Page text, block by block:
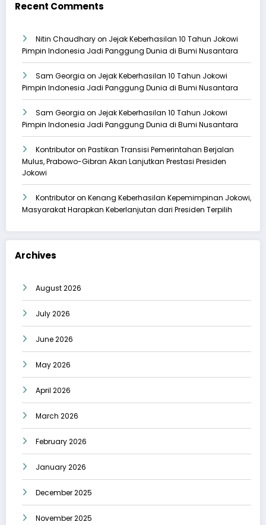
Recent Comments
Nitin Chaudharyon Jejak Keberhasilan 10 Tahun Jokowi
Pimpin Indonesia Jadi Panggung Dunia di Bumi Nusantara
Sam Georgia on Jejak Keberhasilan 10 Tahun Jokowi
Pimpin Indonesia Jadi Panggung Dunia di Bumi Nusantara
Sam Georgia on Jejak Keberhasilan 10 Tahun Jokowi
Pimpin Indonesia Jadi Panggung Dunia di Bumi Nusantara
Kontributoron Pastikan Transisi Pemerintahan Berjalan
Mulus, Prabowo-Gibran Akan Lanjutkan Prestasi Presiden
Jokowi
Kontributoron Kenang Keberhasilan Kepemimpinan Jokowi,
Masyarakat Harapkan Keberlanjutan dari Presiden Terpilih
Archives
August 2026
July 2026
June 2026
May 2026
April 2026
March 2026
February 2026
January 2026
December 2025
November 2025